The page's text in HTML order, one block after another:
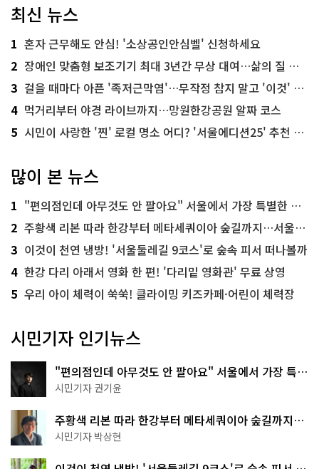
최신 뉴스
1 혼자 근무해도 안심! '소상공인안심벨' 신청하세요
2 장애인 맞춤형 보조기기 최대 3년간 무상 대여…삶의 질 높인다
3 걸을 때마다 아픈 '족저근막염'…무작정 참지 말고 '이것' 해보세요!
4 먹거리부터 야경 라이브까지…망원한강공원 알짜 코스
5 시민이 사랑한 '찐' 로컬 명소 어디? '서울에디션25' 추천 코스
많이 본 뉴스
1 "편의점인데 아무것도 안 팔아요" 서울에서 가장 특별한 편의점의 정체
2 주황색 리본 따라 한강부터 메타세쿼이아 숲길까지…서울둘레길 15코스
3 이것이 천연 냉방! '서울둘레길 9코스'로 숲속 피서 떠나볼까
4 한강 다리 아래서 영화 한 편! '다리밑 영화관' 무료 상영
5 우리 아이 체력이 쑥쑥! 클라이밍 키즈카페·어린이 체력장
시민기자 인기뉴스
"편의점인데 아무것도 안 팔아요" 서울에서 가장 특별
한 편의점의 정체
시민기자 권기윤
주황색 리본 따라 한강부터 메타세쿼이아 숲길까지…
서울둘레길 15코스
시민기자 박상현